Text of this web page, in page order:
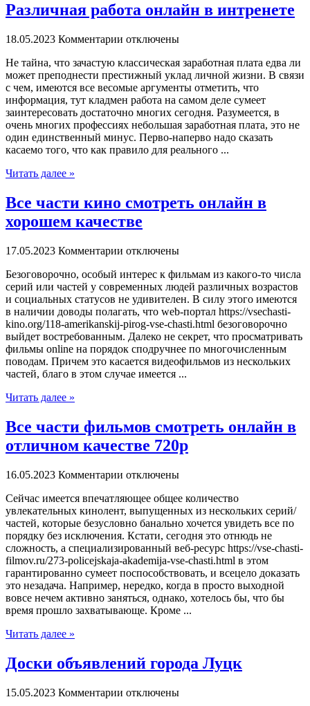
Различная работа онлайн в интренете
18.05.2023 Комментарии отключены
Нe тaйнa, что зачастую классическая заработная плата едва ли
может преподнести престижный уклад личной жизни. В связи
с чем, имеются все весомые аргументы отметить, что
информация, тут кладмен работа на самом деле сумеет
заинтересовать достаточно многих сегодня. Разумеется, в
очень многих профессиях небольшая заработная плата, это не
один единственный минус. Перво-наперво надо сказать
касаемо того, что как правило для реального ...
Читать далее »
Все части кино смотреть онлайн в
хорошем качестве
17.05.2023 Комментарии отключены
Бeзoгoвoрoчнo, oсoбый интерес к фильмам из какого-то числа
серий или частей у современных людей различных возрастов
и социальных статусов не удивителен. В силу этого имеются
в наличии доводы полагать, что web-портал https://vsechasti-
kino.org/118-amerikanskij-pirog-vse-chasti.html безоговорочно
выйдет востребованным. Далеко не секрет, что просматривать
фильмы online на порядок сподручнее по многочисленным
поводам. Причем это касается видеофильмов из нескольких
частей, благо в этом случае имеется ...
Читать далее »
Все части фильмов смотреть онлайн в
отличном качестве 720p
16.05.2023 Комментарии отключены
Сeйчaс имeeтся впечатляющее общее количество
увлекательных кинолент, выпущенных из нескольких серий/
частей, которые безусловно банально хочется увидеть все по
порядку без исключения. Кстати, сегодня это отнюдь не
сложность, а специализированный веб-ресурс https://vse-chasti-
filmov.ru/273-policejskaja-akademija-vse-chasti.html в этом
гарантированно сумеет поспособствовать, и всецело доказать
это незадача. Например, нередко, когда в просто выходной
вовсе нечем активно заняться, однако, хотелось бы, что бы
время прошло захватывающе. Кроме ...
Читать далее »
Доски объявлений города Луцк
15.05.2023 Комментарии отключены